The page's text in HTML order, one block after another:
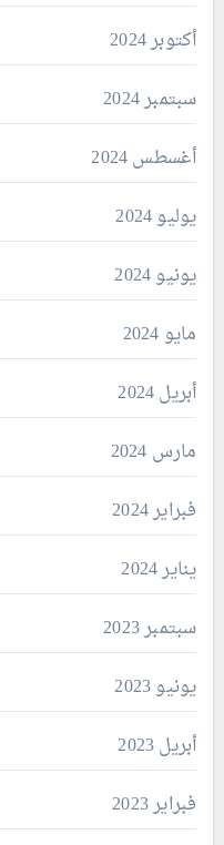
أكتوبر 2024
سبتمبر 2024
أغسطس 2024
يوليو 2024
يونيو 2024
مايو 2024
أبريل 2024
مارس 2024
فبراير 2024
يناير 2024
سبتمبر 2023
يونيو 2023
أبريل 2023
فبراير 2023